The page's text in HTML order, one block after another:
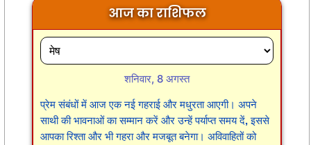
आज का राशिफल
शनिवार, 8 अगस्त
प्रेम संबंधों में आज एक नई गहराई और मधुरता आएगी। अपने
साथी की भावनाओं का सम्मान करें और उन्हें पर्याप्त समय दें, इससे
आपका रिश्ता और भी गहरा और मजबूत बनेगा। अविवाहितों को